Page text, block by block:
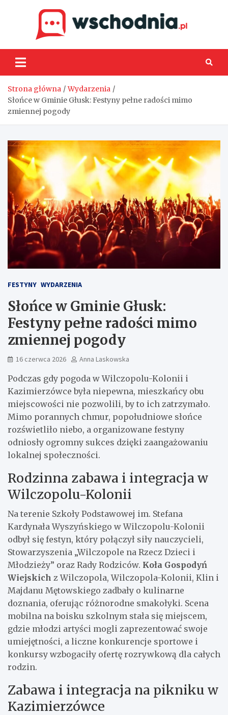
Strona główna
Wydarzenia
Słońce w Gminie Głusk: Festyny pełne radości mimo
zmiennej pogody
FESTYNY WYDARZENIA
Słońce w Gminie Głusk:
Festyny pełne radości mimo
zmiennej pogody
16 czerwca 2026 Anna Laskowska
Podczas gdy pogoda w Wilczopolu-Kolonii i
Kazimierzówce była niepewna, mieszkańcy obu
miejscowości nie pozwolili, by to ich zatrzymało.
Mimo porannych chmur, popołudniowe słońce
rozświetliło niebo, a organizowane festyny
odniosły ogromny sukces dzięki zaangażowaniu
lokalnej społeczności.
Rodzinna zabawa i integracja w
Wilczopolu-Kolonii
Na terenie Szkoły Podstawowej im. Stefana
Kardynała Wyszyńskiego w Wilczopolu-Kolonii
odbył się festyn, który połączył siły nauczycieli,
Stowarzyszenia „Wilczopole na Rzecz Dzieci i
Młodzieży” oraz Rady Rodziców. Koła Gospodyń
Wiejskich z Wilczopola, Wilczopola-Kolonii, Klin i
Majdanu Mętowskiego zadbały o kulinarne
doznania, oferując różnorodne smakołyki. Scena
mobilna na boisku szkolnym stała się miejscem,
gdzie młodzi artyści mogli zaprezentować swoje
umiejętności, a liczne konkurencje sportowe i
konkursy wzbogaciły ofertę rozrywkową dla całych
rodzin.
Zabawa i integracja na pikniku w
Kazimierzówce